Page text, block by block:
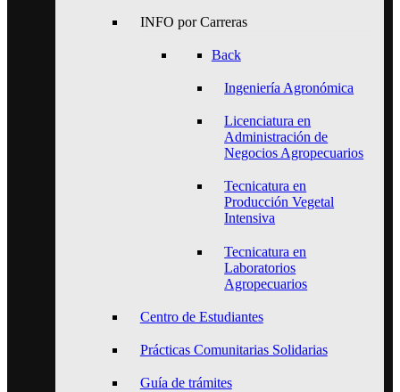
INFO por Carreras
Back
Ingeniería Agronómica
Licenciatura en
Administración de
Negocios Agropecuarios
Tecnicatura en
Producción Vegetal
Intensiva
Tecnicatura en
Laboratorios
Agropecuarios
Centro de Estudiantes
Prácticas Comunitarias Solidarias
Guía de trámites